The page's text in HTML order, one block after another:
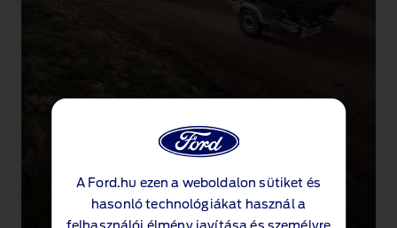
A Ford.hu ezen a weboldalon sütiket és
hasonló technológiákat használ a